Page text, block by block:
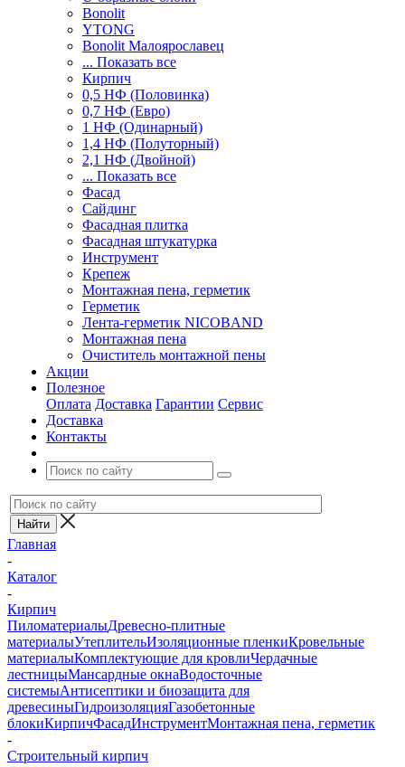
Bonolit
YTONG
Bonolit Малоярославец
... Показать все
Кирпич
0,5 НФ (Половинка)
0,7 НФ (Евро)
1 НФ (Одинарный)
1,4 НФ (Полуторный)
2,1 НФ (Двойной)
... Показать все
Фасад
Сайдинг
Фасадная плитка
Фасадная штукатурка
Инструмент
Крепеж
Монтажная пена, герметик
Герметик
Лента-герметик NICOBAND
Монтажная пена
Очиститель монтажной пены
Акции
Полезное
Оплата Доставка Гарантии Сервис
Доставка
Контакты
Главная
-
Каталог
-
Кирпич
ПиломатериалыДревесно-плитные
материалыУтеплительИзоляционные пленкиКровельные
материалыКомплектующие для кровлиЧердачные
лестницыМансардные окнаВодосточные
системыАнтисептики и биозащита для
древесиныГидроизоляцияГазобетонные
блокиКирпичФасадИнструментМонтажная пена, герметик
-
Строительный кирпич